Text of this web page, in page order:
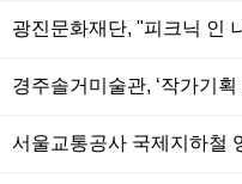
광진문화재단, "피크닉 인
경주솔거미술관, ‘작가기
서울교통공사 국제지하철